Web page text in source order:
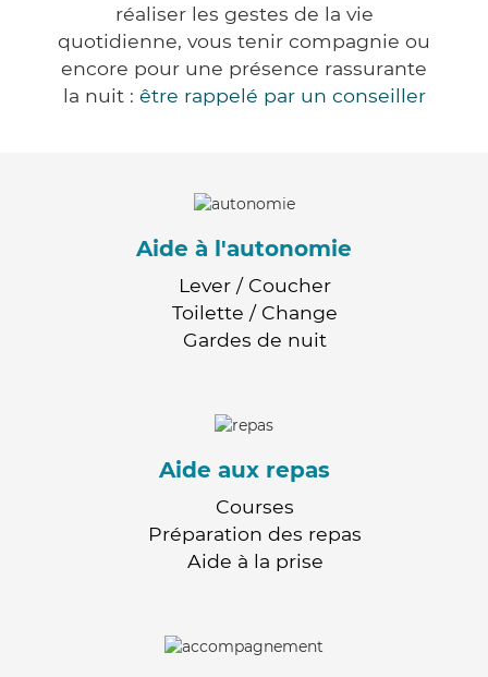
réaliser les gestes de la vie
quotidienne, vous tenir compagnie ou
encore pour une présence rassurante
la nuit : être rappelé par un conseiller
Aide à l'autonomie
Lever / Coucher
Toilette / Change
Gardes de nuit
Aide aux repas
Courses
Préparation des repas
Aide à la prise